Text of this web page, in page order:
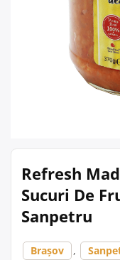
Refresh
Sucuri De
Sanpetru
Brașov ,